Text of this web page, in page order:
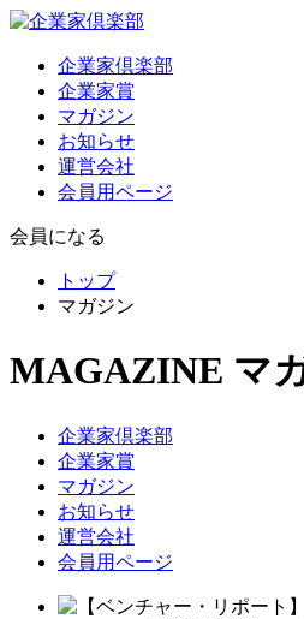
企業家倶楽部
企業家賞
マガジン
お知らせ
運営会社
会員用ページ
会員になる
トップ
マガジン
MAGAZINE マ
企業家倶楽部
企業家賞
マガジン
お知らせ
運営会社
会員用ページ